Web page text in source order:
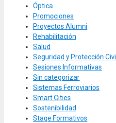
Óptica
Promociones
Proyectos Alumni
Rehabilitación
Salud
Seguridad y Protección Civil
Sesiones Informativas
Sin categorizar
Sistemas Ferroviarios
Smart Cities
Sostenibilidad
Stage Formativos